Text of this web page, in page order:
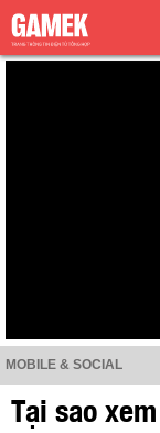
MOBILE & SOCIAL
Tại sao